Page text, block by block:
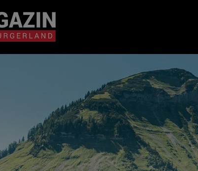
Essen & Trinken
Outdoor & Sport
Gesundheit
Nachhaltigkeit